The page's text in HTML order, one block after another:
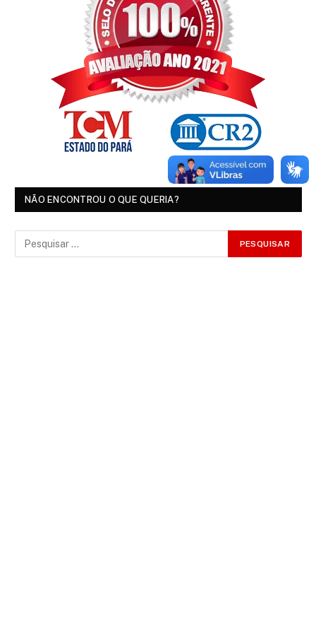
NÃO ENCONTROU O QUE QUERIA?